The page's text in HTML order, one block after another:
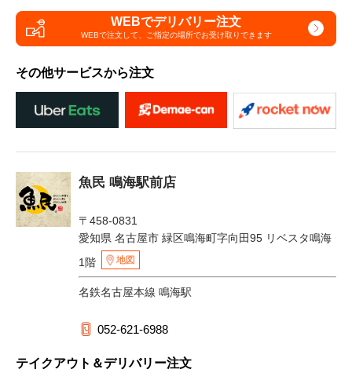
WEBでデリバリー注文
WEBで注文して、 ご指定の場所でお受け取りできます
その他サービスから注文
魚民 鳴海駅前店
〒458-0831
愛知県 名古屋市 緑区鳴海町字向田95 リベスタ鳴海
1階
地図
名鉄名古屋本線 鳴海駅
052-621-6988
テイクアウト＆デリバリー注文